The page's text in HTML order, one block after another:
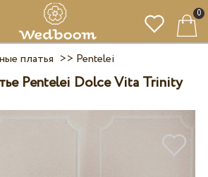
0
платья >> Pentelei
Pentelei Dolce Vita Trinity